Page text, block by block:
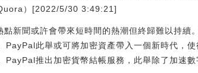
）[2022/5/30 3:49:21]
新聞或許會帶來短時間的熱潮但終歸難以持續
PayPal此舉或可將加密資產帶入一個新時代，
PayPal推出加密貨幣結帳服務，此舉除了加速